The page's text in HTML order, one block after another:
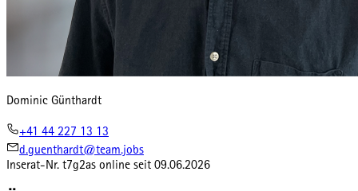
Dominic Günthardt
+41 44 227 13 13
d.guenthardt@team.jobs
Inserat-Nr. t7g2as online seit 09.06.2026